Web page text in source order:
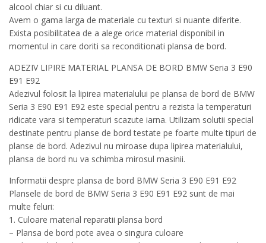
alcool chiar si cu diluant.
Avem o gama larga de materiale cu texturi si nuante diferite.
Exista posibilitatea de a alege orice material disponibil in
momentul in care doriti sa reconditionati plansa de bord.
ADEZIV LIPIRE MATERIAL PLANSA DE BORD BMW Seria 3 E90
E91 E92
Adezivul folosit la lipirea materialului pe plansa de bord de BMW
Seria 3 E90 E91 E92 este special pentru a rezista la temperaturi
ridicate vara si temperaturi scazute iarna. Utilizam solutii special
destinate pentru planse de bord testate pe foarte multe tipuri de
planse de bord. Adezivul nu miroase dupa lipirea materialului,
plansa de bord nu va schimba mirosul masinii.
Informatii despre plansa de bord BMW Seria 3 E90 E91 E92
Plansele de bord de BMW Seria 3 E90 E91 E92 sunt de mai
multe feluri:
1. Culoare material reparatii plansa bord
– Plansa de bord pote avea o singura culoare